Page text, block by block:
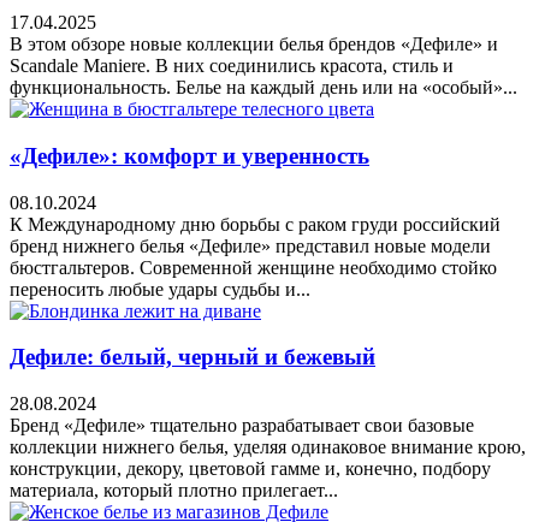
17.04.2025
В этом обзоре новые коллекции белья брендов «Дефиле» и
Scandale Maniere. В них соединились красота, стиль и
функциональность. Белье на каждый день или на «особый»...
«Дефиле»: комфорт и уверенность
08.10.2024
К Международному дню борьбы с раком груди российский
бренд нижнего белья «Дефиле» представил новые модели
бюстгальтеров. Современной женщине необходимо стойко
переносить любые удары судьбы и...
Дефиле: белый, черный и бежевый
28.08.2024
Бренд «Дефиле» тщательно разрабатывает свои базовые
коллекции нижнего белья, уделяя одинаковое внимание крою,
конструкции, декору, цветовой гамме и, конечно, подбору
материала, который плотно прилегает...